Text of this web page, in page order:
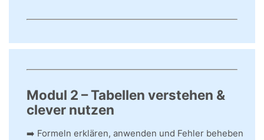
Modul 2 – Tabellen verstehen &
clever nutzen
➡️ Formeln erklären, anwenden und Fehler beheben